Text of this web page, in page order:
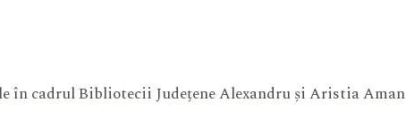
în cadrul Bibliotecii Județene Alexandru și Aristia Aman